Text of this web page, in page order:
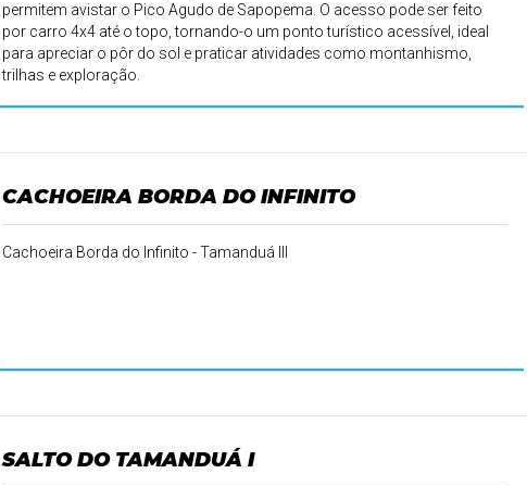
permitem avistar o Pico Agudo de Sapopema. O acesso pode ser feito
por carro 4x4 até o topo, tornando-o um ponto turístico acessível, ideal
para apreciar o pôr do sol e praticar atividades como montanhismo,
trilhas e exploração.
CACHOEIRA BORDA DO INFINITO
Cachoeira Borda do Infinito - Tamanduá III
SALTO DO TAMANDUÁ I